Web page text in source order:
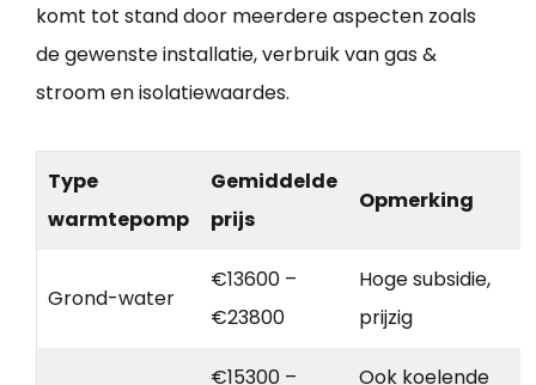
komt tot stand door meerdere aspecten zoals
de gewenste installatie, verbruik van gas &
stroom en isolatiewaardes.
Type
warmtepomp
Gemiddelde
prijs
Opmerking
Grond-water
€13600 –
€23800
Hoge subsidie,
prijzig
€15300 –
Ook koelende